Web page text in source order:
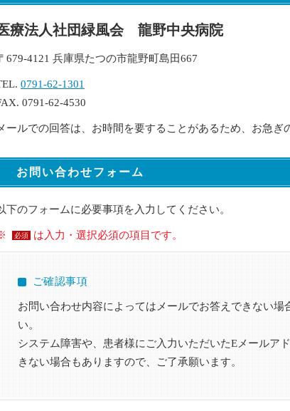
療法人社団緑風会 龍野中央病院
679-4121 兵庫県たつの市龍野町島田667
0791-62-1301
0791-62-4530
ールでの回答は、お時間を要することがあるため、お急ぎ
お問い合わせフォーム
下のフォームに必要事項を入力してください。
必須 は入力・選択必須の項目です。
ご確認事項
お問い合わせ内容によってはメールでお答えできない場
い。
システム障害や、患者様にご入力いただいたEメールア
きない場合もありますので、ご了承願います。